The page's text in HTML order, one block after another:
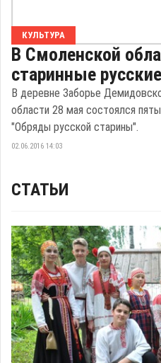
КУЛЬТУРА
В Смоленской
старинные
В деревне Заборье
области 28 мая состоялся
"Обряды русской старины".
02.06.2016 14:03
СТАТЬИ